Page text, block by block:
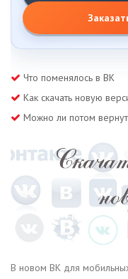
Что поменялось в ВК
Как скачать новую
Можно ли потом
В новом ВК для